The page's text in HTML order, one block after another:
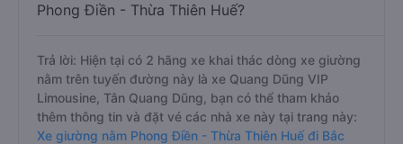
Phong Điền - Thừa Thiên Huế?
Trả lời: Hiện tại có 2 hãng xe khai thác dòng xe giường
nằm trên tuyến đường này là xe Quang Dũng VIP
Limousine, Tân Quang Dũng, bạn có thể tham khảo
thêm thông tin và đặt vé các nhà xe này tại trang này:
Xe giường nằm Phong Điền - Thừa Thiên Huế đi Bắc